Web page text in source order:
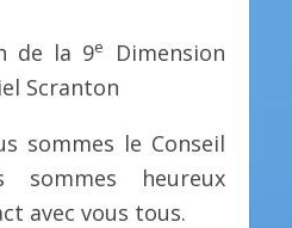
de la 9e
Dimension
Scranton
sommes le Conseil
sommes heureux
avec vous tous.